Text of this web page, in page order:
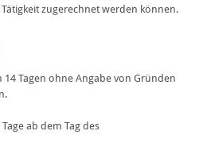
zugerechnet werden können.
14 Tagen ohne Angabe von Gründen
ab dem Tag des